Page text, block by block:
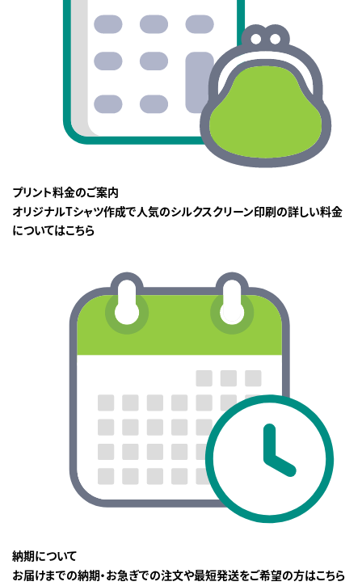
プリント料金のご案内
オリジナルTシャツ作成で人気のシルクスクリーン印刷の詳しい料金
についてはこちら
納期について
お届けまでの納期・お急ぎでの注文や最短発送をご希望の方はこちら